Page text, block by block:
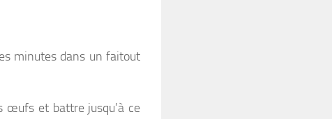
minutes dans un faitout
œufs et battre jusqu’à ce